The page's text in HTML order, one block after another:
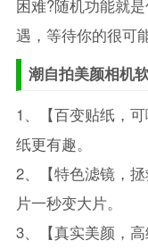
困难?随机功能就
遇，等待你的很可
潮自拍美颜相机
1、【百变贴纸，
纸更有趣。
2、【特色滤镜，
片一秒变大片。
3、【真实美颜，